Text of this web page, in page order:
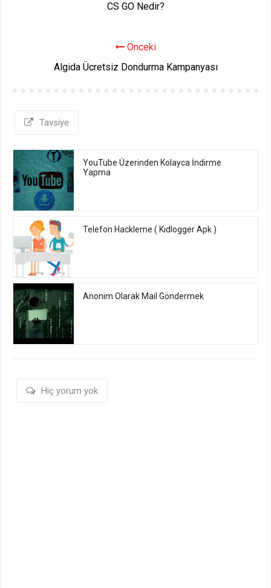
CS GO Nedir?
Önceki
Algida Ücretsiz Dondurma Kampanyası
Tavsiye
YouTube Üzerinden Kolayca İndirme
Yapma
Telefon Hackleme ( Kidlogger Apk )
Anonim Olarak Mail Göndermek
Hiç yorum yok